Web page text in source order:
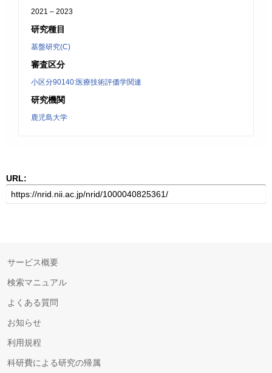
2021 – 2023
研究種目
基盤研究(C)
審査区分
小区分90140:医療技術評価学関連
研究機関
鹿児島大学
URL:
サービス概要
検索マニュアル
よくある質問
お知らせ
利用規程
科研費による研究の帰属